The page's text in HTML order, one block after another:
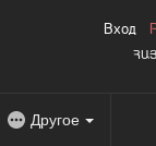
ՀԱՅ
Вход
Другое